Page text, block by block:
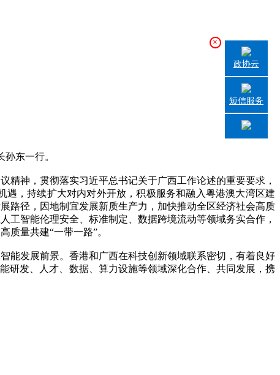
东一行。
神，贯彻落实习近平总书记关于广西工作论述的重要要求，
，持续扩大对内对外开放，积极服务和融入粤港澳大湾区建
路径，因地制宜发展新质生产力，加快推动全区经济社会高质
智能伦理安全、标准制定、数据跨境流动等领域务实合作，
量共建“一带一路”。
发展前景。香港和广西在科技创新领域联系密切，有着良好
研发、人才、数据、算力设施等领域深化合作、共同发展，携
×
政协云
短信服务